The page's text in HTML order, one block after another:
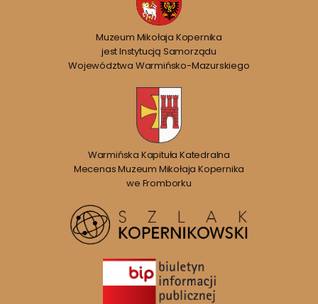
Muzeum Mikołaja Kopernika
jest Instytucją Samorządu
Województwa Warmińsko-Mazurskiego
Warmińska Kapituła Katedralna
Mecenas Muzeum Mikołaja Kopernika
we Fromborku